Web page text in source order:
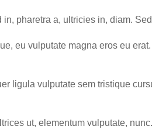
pharetra a, ultricies in, diam.
eu vulputate magna eros eu
ligula vulputate sem tristique
ut, elementum vulputate, nunc.